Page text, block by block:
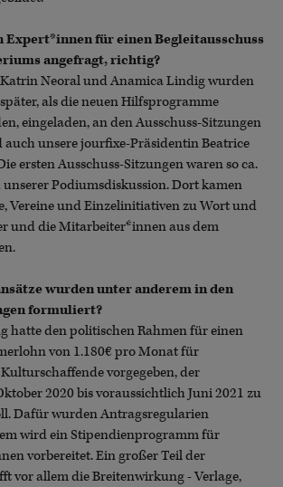
Expert*innen für einen Begleitausschuss
angefragt, richtig?
Neoral und Anamica Lindig wurden
als die neuen Hilfsprogramme
eingeladen, an den Ausschuss-Sitzungen
unsere jourfixe-Präsidentin Beatrice
ersten Ausschuss-Sitzungen waren so ca.
Podiumsdiskussion. Dort kamen
Vereine und Einzelinitiativen zu Wort und
und die Mitarbeiter*innen aus dem
wurden unter anderem in den
formuliert?
hatte den politischen Rahmen für einen
von 1.180€ pro Monat für
vorgegeben, der
2020 bis voraussichtlich Juni 2021 zu
Dafür wurden Antragsregularien
wird ein Stipendienprogramm für
vorbereitet. Ein großer Teil der
vor allem die Breitenwirkung - Verlage,